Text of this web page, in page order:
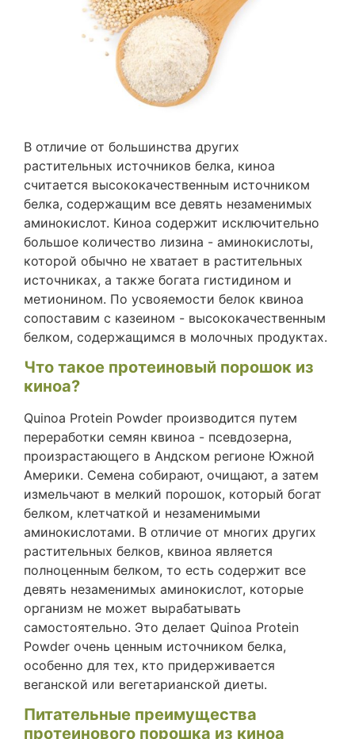
В отличие от большинства других
растительных источников белка, киноа
считается высококачественным источником
белка, содержащим все девять незаменимых
аминокислот. Киноа содержит исключительно
большое количество лизина - аминокислоты,
которой обычно не хватает в растительных
источниках, а также богата гистидином и
метионином. По усвояемости белок квиноа
сопоставим с казеином - высококачественным
белком, содержащимся в молочных продуктах.
Что такое протеиновый порошок из
киноа?
Quinoa Protein Powder производится путем
переработки семян квиноа - псевдозерна,
произрастающего в Андском регионе Южной
Америки. Семена собирают, очищают, а затем
измельчают в мелкий порошок, который богат
белком, клетчаткой и незаменимыми
аминокислотами. В отличие от многих других
растительных белков, квиноа является
полноценным белком, то есть содержит все
девять незаменимых аминокислот, которые
организм не может вырабатывать
самостоятельно. Это делает Quinoa Protein
Powder очень ценным источником белка,
особенно для тех, кто придерживается
веганской или вегетарианской диеты.
Питательные преимущества
протеинового порошка из киноа